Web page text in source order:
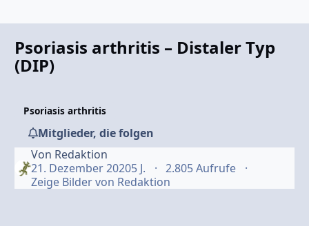
Psoriasis arthritis – Distaler Typ
(DIP)
Psoriasis arthritis
Mitglieder, die folgen
Von Redaktion
21. Dezember 20205 J.
2.805 Aufrufe
Zeige Bilder von Redaktion